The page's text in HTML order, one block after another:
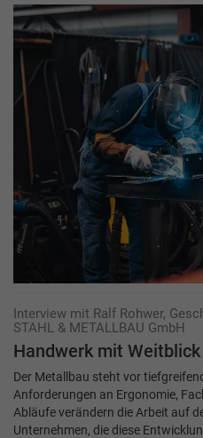
Interview mit Ralf Rohwer,
STAHL & METALLBAU GmbH
Handwerk mit Weitblick
Der Metallbau steht vor
Anforderungen an Ergonomie,
Abläufe verändern die Arbeit auf
Unternehmen, die diese